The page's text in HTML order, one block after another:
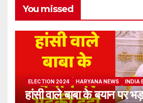
You missed
ELECTION 2024 HARYANA NEWS INDIA
हांसी वाले बाबा के बयान पर